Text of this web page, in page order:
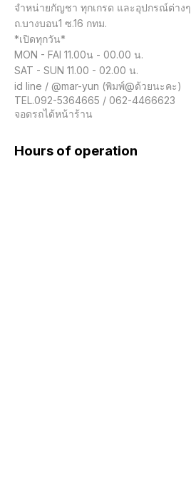
จำหน่ายกัญชา ทุกเกรด และอุปกรณ์ต่างๆ
ถ.บางบอน1 ซ.16 กทม.
*เปิดทุกวัน*
MON - FAI 11.00น - 00.00 น.
SAT - SUN 11.00 - 02.00 น.
id line / @mar-yun (พิมพ์@ด้วยนะคะ)
TEL.092-5364665 / 062-4466623
จอดรถได้หน้าร้าน
Hours of operation